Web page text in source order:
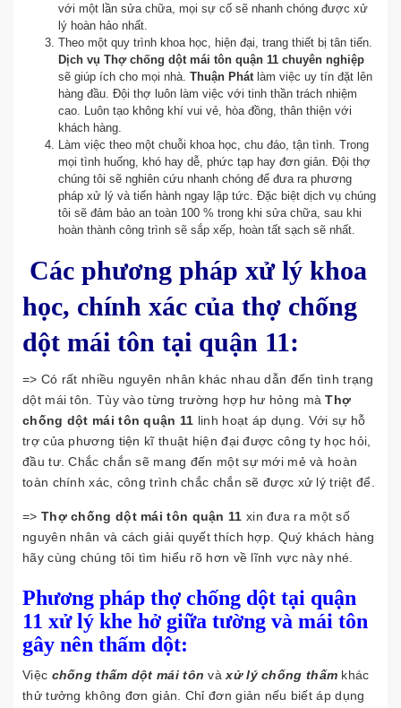
với một lần sửa chữa, mọi sự cố sẽ nhanh chóng được xử
lý hoàn hảo nhất.
Theo một quy trình khoa học, hiện đại, trang thiết bị tân tiến.
Dịch vụ Thợ chống dột mái tôn quận 11 chuyên nghiệp
sẽ giúp ích cho mọi nhà. Thuận Phátlàm việc uy tín đặt lên
hàng đầu. Đội thợ luôn làm việc với tinh thần trách nhiệm
cao. Luôn tạo không khí vui vẻ, hòa đồng, thân thiện với
khách hàng.
Làm việc theo một chuỗi khoa học, chu đáo, tận tình. Trong
mọi tình huống, khó hay dễ, phức tạp hay đơn giản. Đội thợ
chúng tôi sẽ nghiên cứu nhanh chóng để đưa ra phương
pháp xử lý và tiến hành ngay lập tức. Đặc biệt dịch vụ chúng
tôi sẽ đảm bảo an toàn 100 % trong khi sửa chữa, sau khi
hoàn thành công trình sẽ sắp xếp, hoàn tất sạch sẽ nhất.
Các phương pháp xử lý khoa
học, chính xác của thợ chống
dột mái tôn tại quận 11:
=> Có rất nhiều nguyên nhân khác nhau dẫn đến tình trạng
dột mái tôn. Tùy vào từng trường hợp hư hỏng màThợ
chống dột mái tôn quận 11 linh hoạt áp dụng. Với sự hỗ
trợ của phương tiện kĩ thuật hiện đại được công ty học hỏi,
đầu tư. Chắc chắn sẽ mang đến một sự mới mẻ và hoàn
toàn chính xác, công trình chắc chắn sẽ được xử lý triệt để.
=> Thợ chống dột mái tôn quận 11 xin đưa ra một số
nguyên nhân và cách giải quyết thích hợp. Quý khách hàng
hãy cùng chúng tôi tìm hiểu rõ hơn về lĩnh vực này nhé.
Phương pháp thợ chống dột tại quận
11 xử lý khe hở giữa tường và mái tôn
gây nên thấm dột:
Việc chống thấm dột mái tôn vàxử lý chống thấm khác
thử tưởng không đơn giản. Chỉ đơn giản nếu biết áp dụng